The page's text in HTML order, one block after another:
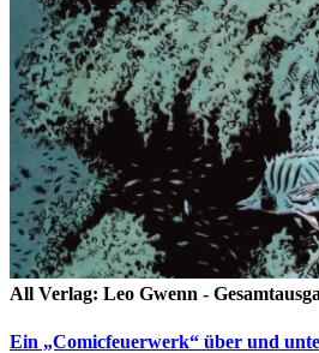
All Verlag: Leo Gwenn -
Ein „Comicfeuerwerk“ über und